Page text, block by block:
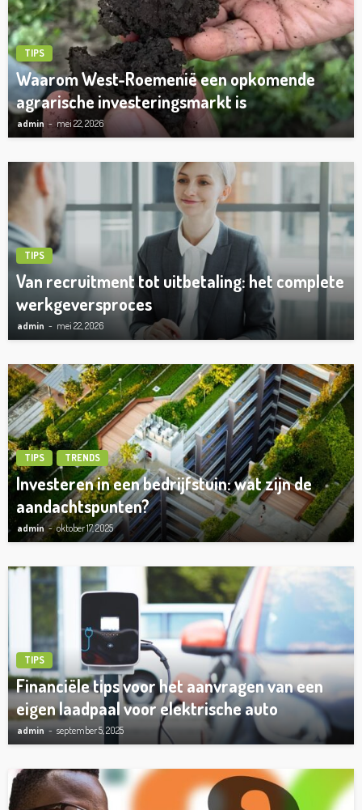
TIPS
Waarom West-Roemenië een opkomende
agrarische investeringsmarkt is
admin mei 22, 2026
TIPS
Van recruitment tot uitbetaling: het complete
werkgeversproces
admin mei 22, 2026
TIPS TRENDS
Investeren in een bedrijfstuin: wat zijn de
aandachtspunten?
admin oktober 17, 2025
TIPS
Financiële tips voor het aanvragen van een
eigen laadpaal voor elektrische auto
admin september 5, 2025